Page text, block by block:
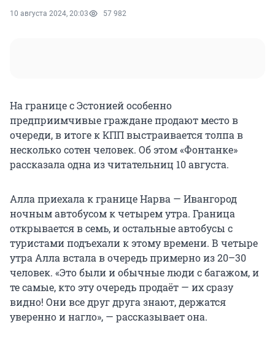
10 августа 2024, 20:03 57 982
На границе с Эстонией особенно
предприимчивые граждане продают место в
очереди, в итоге к КПП выстраивается толпа в
несколько сотен человек. Об этом «Фонтанке»
рассказала одна из читательниц 10 августа.
Алла приехала к границе Нарва — Ивангород
ночным автобусом к четырем утра. Граница
открывается в семь, и остальные автобусы с
туристами подъехали к этому времени. В четыре
утра Алла встала в очередь примерно из 20–30
человек. «Это были и обычные люди с багажом, и
те самые, кто эту очередь продаёт — их сразу
видно! Они все друг друга знают, держатся
уверенно и нагло», — рассказывает она.